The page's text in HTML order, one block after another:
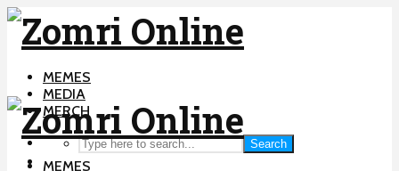
MEMES
MEDIA
MERCH
Search
MEMES